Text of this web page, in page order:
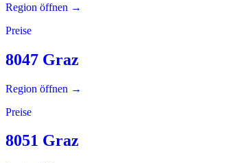
Region öffnen →
Preise
8047 Graz
Region öffnen →
Preise
8051 Graz